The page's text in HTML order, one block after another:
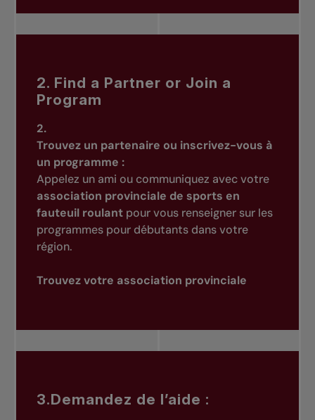
2. Find a Partner or Join a
Program
2.
Trouvez un partenaire ou inscrivez-vous à
un programme :
Appelez un ami ou communiquez avec votre
association provinciale de sports en
fauteuil roulantpour vous renseigner sur les
programmes pour débutants dans votre
région.
Trouvez votre association provinciale
3.Demandez de l’aide :